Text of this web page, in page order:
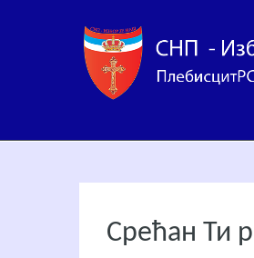
Срећан Ти